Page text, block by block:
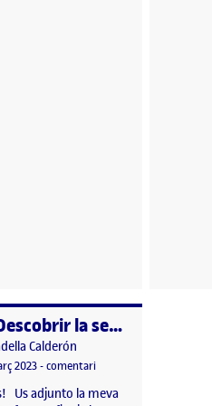
PAC1 – Descobrir la senyalística
Calderón
de publicació
202316 març, 2023 12:10 pm
-comentariel PAC1 – Descobrir la
Us adjunto la meva